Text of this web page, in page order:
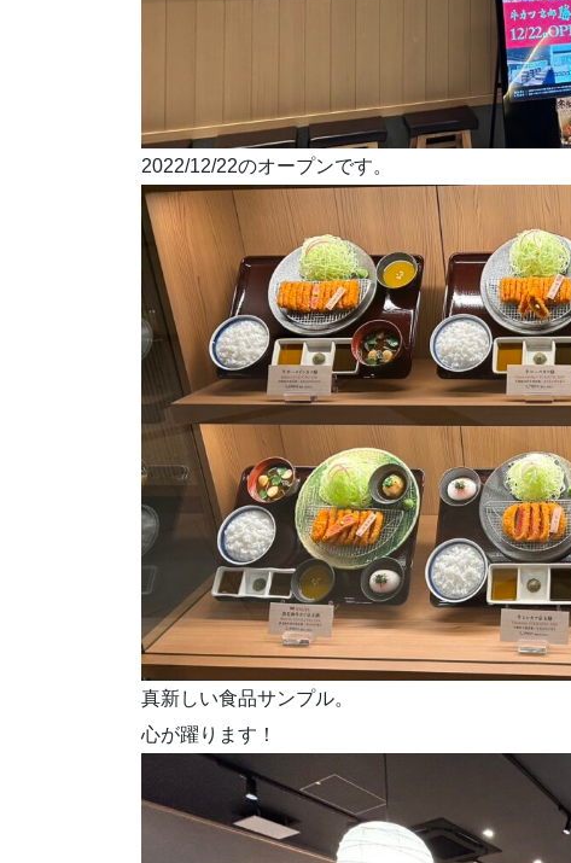
2022/12/22のオープンです。
真新しい食品サンプル。
心が躍ります！